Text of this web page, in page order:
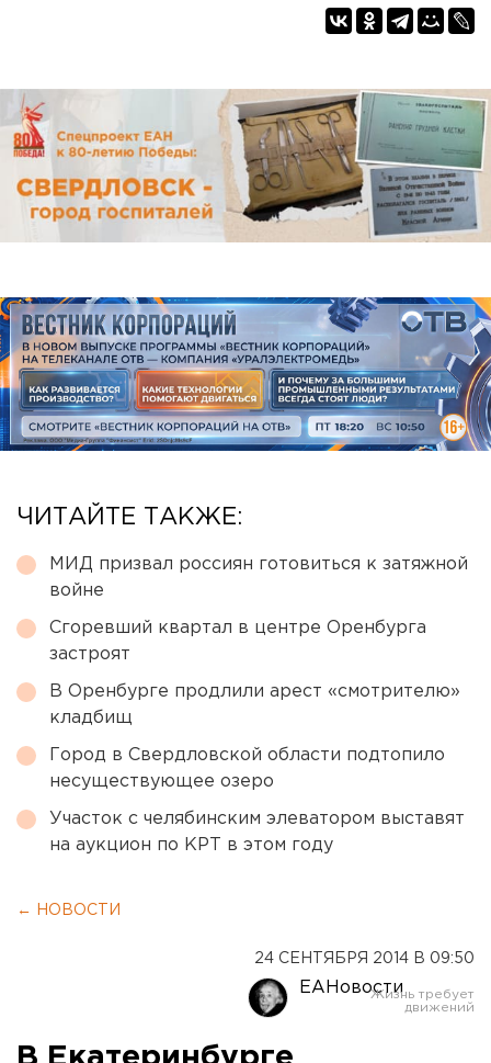
ЧИТАЙТЕ ТАКЖЕ:
МИД призвал россиян готовиться к затяжной
войне
Сгоревший квартал в центре Оренбурга
застроят
В Оренбурге продлили арест «смотрителю»
кладбищ
Город в Свердловской области подтопило
несуществующее озеро
Участок с челябинским элеватором выставят
на аукцион по КРТ в этом году
← НОВОСТИ
24 СЕНТЯБРЯ 2014 В 09:50
ЕАНовости
В Екатеринбурге